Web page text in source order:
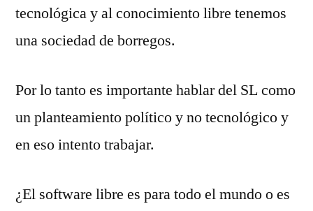
tecnológica y al conocimiento libre tenemos
una sociedad de borregos.
Por lo tanto es importante hablar del SL como
un planteamiento político y no tecnológico y
en eso intento trabajar.
¿El software libre es para todo el mundo o es